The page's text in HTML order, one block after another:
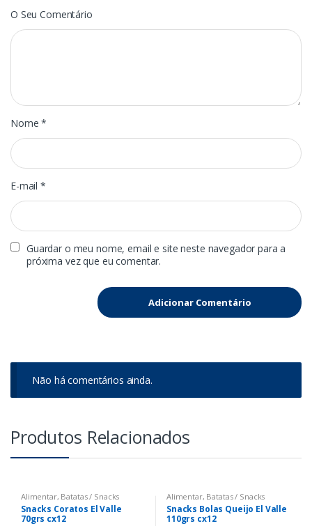
O Seu Comentário
Nome*
E-mail*
Guardar o meu nome, email e site neste navegador para a
próxima vez que eu comentar.
Não há comentários ainda.
Produtos Relacionados
Alimentar, Batatas / Snacks
Snacks Coratos El Valle
70grs cx12
Alimentar, Batatas / Snacks
Snacks Bolas Queijo El Valle
110grs cx12